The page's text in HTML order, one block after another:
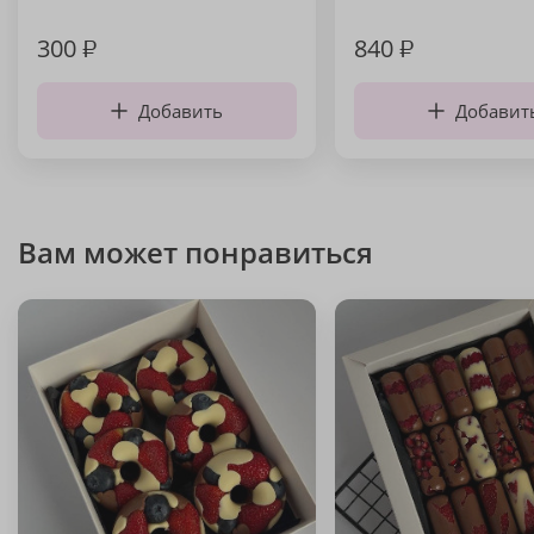
300₽
Добавить
840₽
Вам может понравиться